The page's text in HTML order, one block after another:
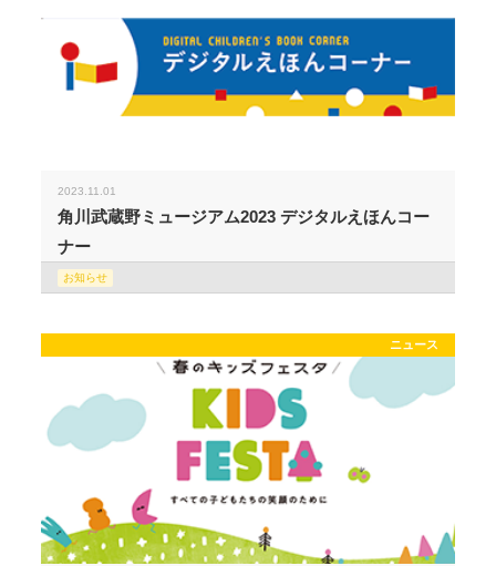
2023.11.01
角川武蔵野ミュージアム2023 デジタルえほんコー
ナー
お知らせ
ニュース